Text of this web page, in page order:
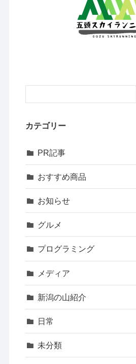
カテゴリー
PR記事
おすすめ商品
お知らせ
グルメ
プログラミング
メディア
新潟の山紹介
日常
未分類